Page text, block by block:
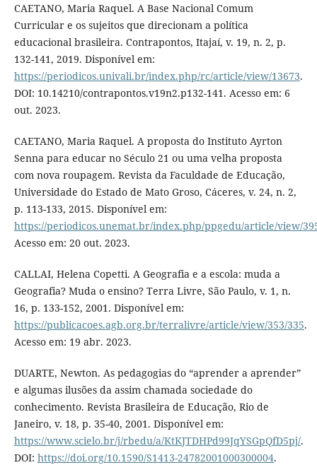
CAETANO, Maria Raquel. A Base Nacional Comum
Curricular e os sujeitos que direcionam a política
educacional brasileira. Contrapontos, Itajaí, v. 19, n. 2, p.
132-141, 2019. Disponível em:
https://periodicos.univali.br/index.php/rc/article/view/13673.
DOI: 10.14210/contrapontos.v19n2.p132-141. Acesso em: 6
out. 2023.
CAETANO, Maria Raquel. A proposta do Instituto Ayrton
Senna para educar no Século 21 ou uma velha proposta
com nova roupagem. Revista da Faculdade de Educação,
Universidade do Estado de Mato Groso, Cáceres, v. 24, n. 2,
p. 113-133, 2015. Disponível em:
https://periodicos.unemat.br/index.php/ppgedu/article/view/
Acesso em: 20 out. 2023.
CALLAI, Helena Copetti. A Geografia e a escola: muda a
Geografia? Muda o ensino? Terra Livre, São Paulo, v. 1, n.
16, p. 133-152, 2001. Disponível em:
https://publicacoes.agb.org.br/terralivre/article/view/353/335.
Acesso em: 19 abr. 2023.
DUARTE, Newton. As pedagogias do “aprender a aprender”
e algumas ilusões da assim chamada sociedade do
conhecimento. Revista Brasileira de Educação, Rio de
Janeiro, v. 18, p. 35-40, 2001. Disponível em:
https://www.scielo.br/j/rbedu/a/KtKJTDHPd99JqYSGpQfD5pj/.
DOI: https://doi.org/10.1590/S1413-24782001000300004.